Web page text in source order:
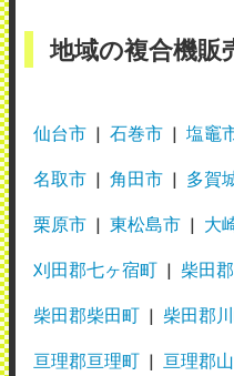
地域の複合機販
仙台市 石巻市 塩竈
名取市 角田市 多賀
栗原市 東松島市 大
刈田郡七ヶ宿町 柴田
柴田郡柴田町 柴田郡
亘理郡亘理町 亘理郡